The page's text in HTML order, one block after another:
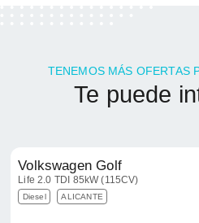
TENEMOS MÁS OFERTAS
Te puede
Volkswagen Golf
Life 2.0 TDI 85kW (115CV)
Diesel ALICANTE